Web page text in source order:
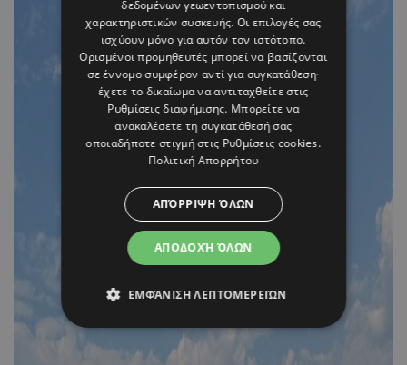
δεδομένων γεωεντοπισμού και
χαρακτηριστικών συσκευής. Οι επιλογές σας
ισχύουν μόνο για αυτόν τον ιστότοπο.
Ορισμένοι προμηθευτές μπορεί να βασίζονται
σε έννομο συμφέρον αντί για συγκατάθεση·
έχετε το δικαίωμα να αντιταχθείτε στις
Ρυθμίσεις διαφήμισης. Μπορείτε να
ανακαλέσετε τη συγκατάθεσή σας
οποιαδήποτε στιγμή στις Ρυθμίσεις cookies.
Πολιτική Απορρήτου
ΑΠΟΔΟΧΉ ΌΛΩΝ
ΑΠΌΡΡΙΨΗ ΌΛΩΝ
ΕΜΦΆΝΙΣΗ ΛΕΠΤΟΜΕΡΕΙΏΝ